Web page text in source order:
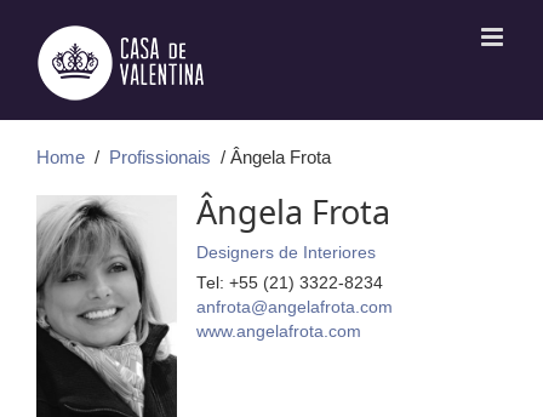
conteúdo
Home / Profissionais / Ângela Frota
Ângela Frota
Designers de Interiores
Tel: +55 (21) 3322-8234
anfrota@angelafrota.com
www.angelafrota.com